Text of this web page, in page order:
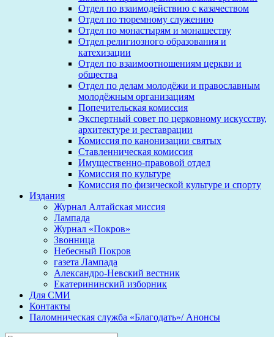
Отдел по взаимодействию с казачеством
Отдел по тюремному служению
Отдел по монастырям и монашеству
Отдел религиозного образования и
катехизации
Отдел по взаимоотношениям церкви и
общества
Отдел по делам молодёжи и православным
молодёжным организациям
Попечительская комиссия
Экспертный совет по церковному искусству,
архитектуре и реставрации
Комиссия по канонизации святых
Ставленническая комиссия
Имущественно-правовой отдел
Комиссия по культуре
Комиссия по физической культуре и спорту
Издания
Журнал Алтайская миссия
Лампада
Журнал «Покров»
Звонница
Небесный Покров
газета Лампада
Александро-Невский вестник
Екатерининский изборник
Для СМИ
Контакты
Паломническая служба «Благодать»/ Анонсы